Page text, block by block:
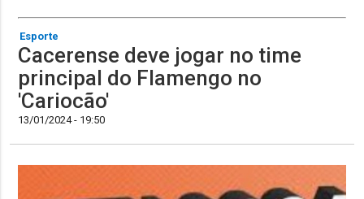
Esporte
Cacerense deve jogar no time
principal do Flamengo no
'Cariocão'
13/01/2024 - 19:50